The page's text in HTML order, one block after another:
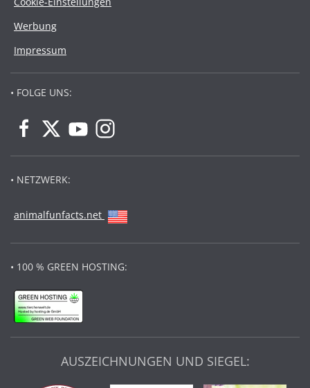
Werbung
Impressum
• FOLGE UNS:
• NETZWERK:
animalfunfacts.net
• 100 % GREEN HOSTING:
AUSZEICHNUNGEN UND SIEGEL: